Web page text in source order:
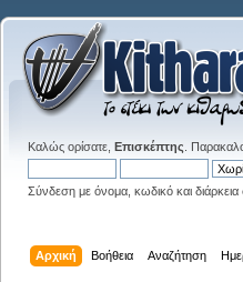
Καλώς ορίσατε, Επισκέπτης .
Σύνδεση με όνομα, κωδικό και
Αρχική Βοήθεια Αναζήτηση